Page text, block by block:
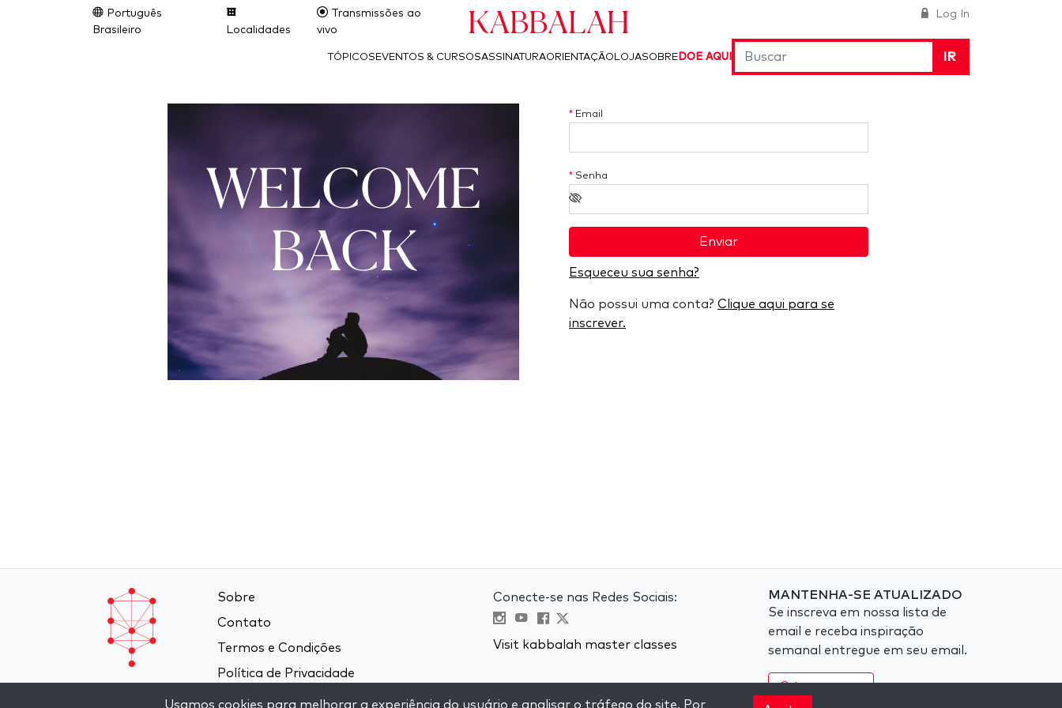
Log In
Português
Brasileiro
Localidades
Transmissões ao
vivo
Kabbalah
IR
TÓPICOS EVENTOS & CURSOSASSINATURAORIENTAÇÃO LOJASOBRE DOE AQUI
WELCOME
BACK
* Email
* Senha
Enviar
Esqueceu sua senha?
Não possui uma conta? Clique aqui para se
inscrever.
Sobre
Contato
Termos e Condições
Política de Privacidade
Conecte-se nas Redes Sociais:
Visit kabbalah master classes
MANTENHA-SE ATUALIZADO
Se inscreva em nossa lista de
email e receba inspiração
semanal entregue em seu email.
Usamos cookies para melhorar a experiência do usuário e analisar o tráfego do site. Por